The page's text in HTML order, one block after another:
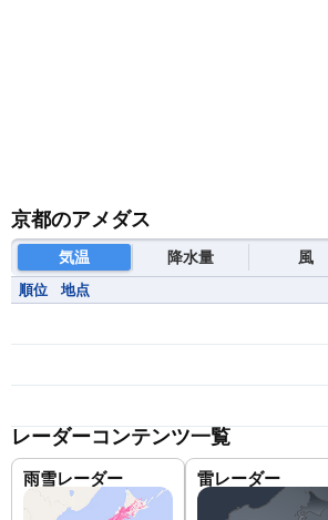
京都のアメダス
気温 降水量 風
順位 地点
レーダーコンテンツ一覧
雨雪レーダー 雷レーダー